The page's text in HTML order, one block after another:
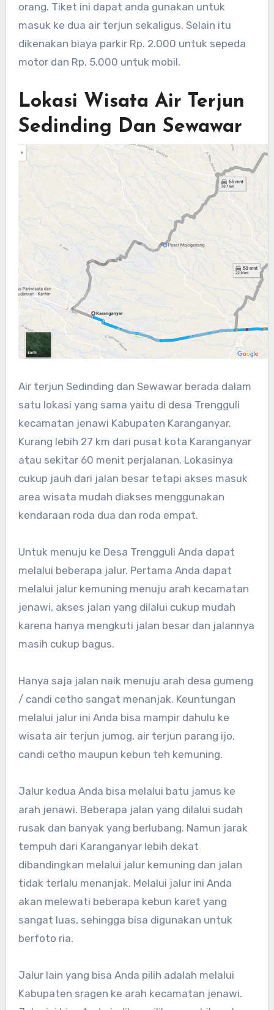
orang. Tiket ini dapat anda gunakan untuk
masuk ke dua air terjun sekaligus. Selain itu
dikenakan biaya parkir Rp. 2.000 untuk sepeda
motor dan Rp. 5.000 untuk mobil.
Lokasi Wisata Air Terjun
Sedinding Dan Sewawar
Air terjun Sedinding dan Sewawar berada dalam
satu lokasi yang sama yaitu di desa Trengguli
kecamatan jenawi Kabupaten Karanganyar.
Kurang lebih 27 km dari pusat kota Karanganyar
atau sekitar 60 menit perjalanan. Lokasinya
cukup jauh dari jalan besar tetapi akses masuk
area wisata mudah diakses menggunakan
kendaraan roda dua dan roda empat.
Untuk menuju ke Desa Trengguli Anda dapat
melalui beberapa jalur. Pertama Anda dapat
melalui jalur kemuning menuju arah kecamatan
jenawi, akses jalan yang dilalui cukup mudah
karena hanya mengkuti jalan besar dan jalannya
masih cukup bagus.
Hanya saja jalan naik menuju arah desa gumeng
/ candi cetho sangat menanjak. Keuntungan
melalui jalur ini Anda bisa mampir dahulu ke
wisata air terjun jumog, air terjun parang ijo,
candi cetho maupun kebun teh kemuning.
Jalur kedua Anda bisa melalui batu jamus ke
arah jenawi. Beberapa jalan yang dilalui sudah
rusak dan banyak yang berlubang. Namun jarak
tempuh dari Karanganyar lebih dekat
dibandingkan melalui jalur kemuning dan jalan
tidak terlalu menanjak. Melalui jalur ini Anda
akan melewati beberapa kebun karet yang
sangat luas, sehingga bisa digunakan untuk
berfoto ria.
Jalur lain yang bisa Anda pilih adalah melalui
Kabupaten sragen ke arah kecamatan jenawi.